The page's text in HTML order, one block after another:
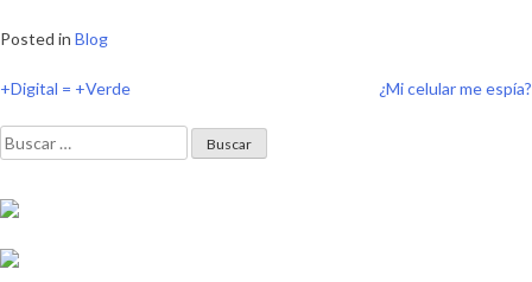
Posted in Blog
Navegación
de
entradas
+Digital = +Verde ¿Mi celular me espía?
Buscar: